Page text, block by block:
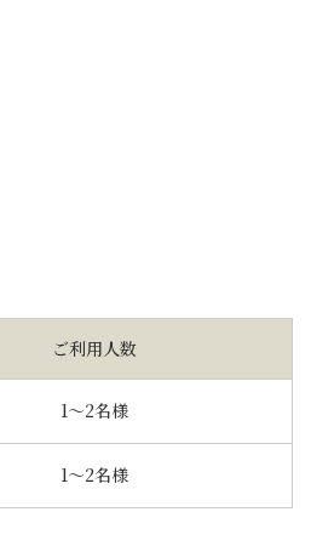
ご利用人数
1～2名様
1～2名様